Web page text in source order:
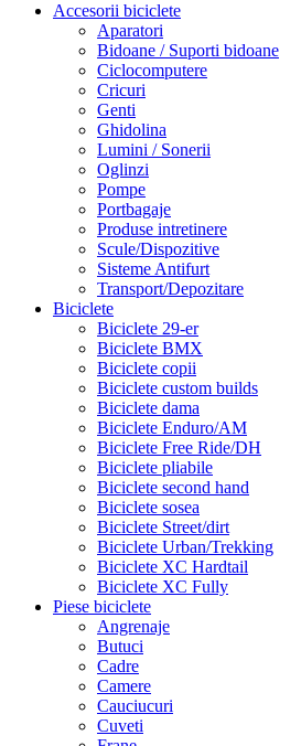
Accesorii biciclete
Aparatori
Bidoane / Suporti bidoane
Ciclocomputere
Cricuri
Genti
Ghidolina
Lumini / Sonerii
Oglinzi
Pompe
Portbagaje
Produse intretinere
Scule/Dispozitive
Sisteme Antifurt
Transport/Depozitare
Biciclete
Biciclete 29-er
Biciclete BMX
Biciclete copii
Biciclete custom builds
Biciclete dama
Biciclete Enduro/AM
Biciclete Free Ride/DH
Biciclete pliabile
Biciclete second hand
Biciclete sosea
Biciclete Street/dirt
Biciclete Urban/Trekking
Biciclete XC Hardtail
Biciclete XC Fully
Piese biciclete
Angrenaje
Butuci
Cadre
Camere
Cauciucuri
Cuveti